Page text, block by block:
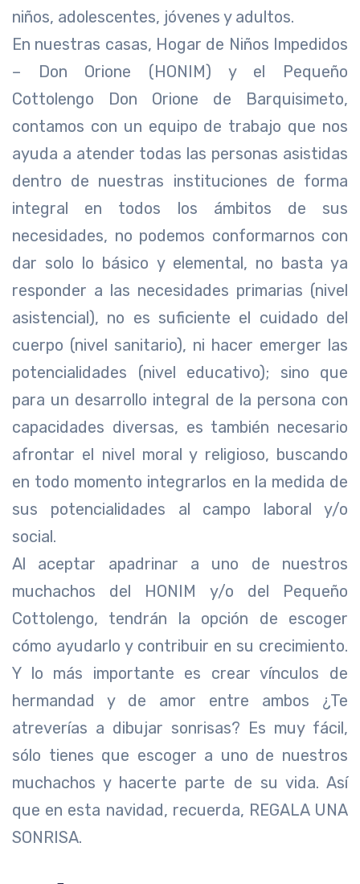
niños, adolescentes, jóvenes y adultos.
En nuestras casas, Hogar de Niños Impedidos
– Don Orione (HONIM) y el Pequeño
Cottolengo Don Orione de Barquisimeto,
contamos con un equipo de trabajo que nos
ayuda a atender todas las personas asistidas
dentro de nuestras instituciones de forma
integral en todos los ámbitos de sus
necesidades, no podemos conformarnos con
dar solo lo básico y elemental, no basta ya
responder a las necesidades primarias (nivel
asistencial), no es suficiente el cuidado del
cuerpo (nivel sanitario), ni hacer emerger las
potencialidades (nivel educativo); sino que
para un desarrollo integral de la persona con
capacidades diversas, es también necesario
afrontar el nivel moral y religioso, buscando
en todo momento integrarlos en la medida de
sus potencialidades al campo laboral y/o
social.
Al aceptar apadrinar a uno de nuestros
muchachos del HONIM y/o del Pequeño
Cottolengo, tendrán la opción de escoger
cómo ayudarlo y contribuir en su crecimiento.
Y lo más importante es crear vínculos de
hermandad y de amor entre ambos ¿Te
atreverías a dibujar sonrisas? Es muy fácil,
sólo tienes que escoger a uno de nuestros
muchachos y hacerte parte de su vida. Así
que en esta navidad, recuerda, REGALA UNA
SONRISA.